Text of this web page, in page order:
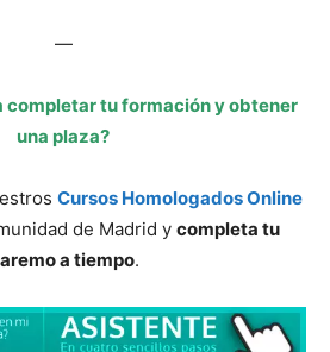
—
completar tu formación y obtener
una plaza?
Cursos Homologados Online
de Madrid y completa tu
a tiempo.